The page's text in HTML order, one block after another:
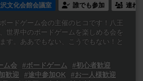
文化会館会議室 誰でも参加 連れ
ードゲーム会の主催のヒコです！八王
世界中のボードゲームを楽しめる会を
す。ああでもない、こうでもない！と
ム会
#ボードゲーム
#初心者歓迎
歓迎 #途中参加OK
#お一人様歓迎